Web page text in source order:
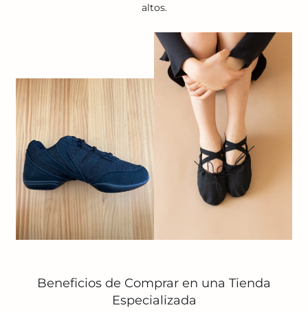
altos.
Beneficios de Comprar en una Tienda
Especializada